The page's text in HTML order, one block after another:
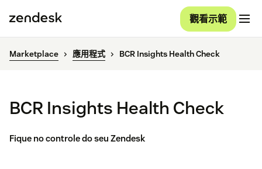
觀看示範
Marketplace 應用程式 BCR Insights Health Check
BCR Insights Health Check
Fique no controle do seu Zendesk